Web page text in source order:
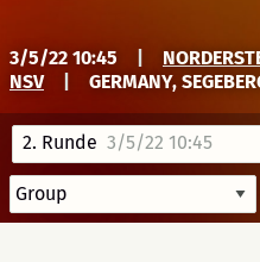
3/5/22 10:45
NSV
GERMANY,
2. Runde 3/5/22 10:45